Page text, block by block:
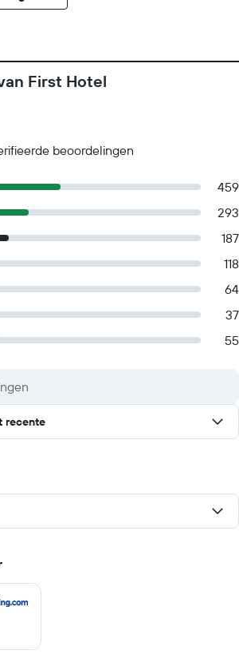
First Hotel
beoordelingen
459
293
187
118
64
37
55
recente